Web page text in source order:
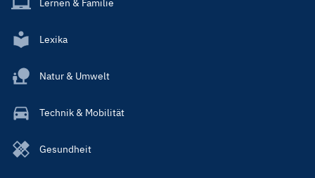
Lexika
Natur & Umwelt
Technik & Mobilität
Gesundheit